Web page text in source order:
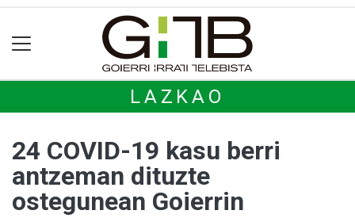
LAZKAO
24 COVID-19 kasu berri
antzeman dituzte
ostegunean Goierrin